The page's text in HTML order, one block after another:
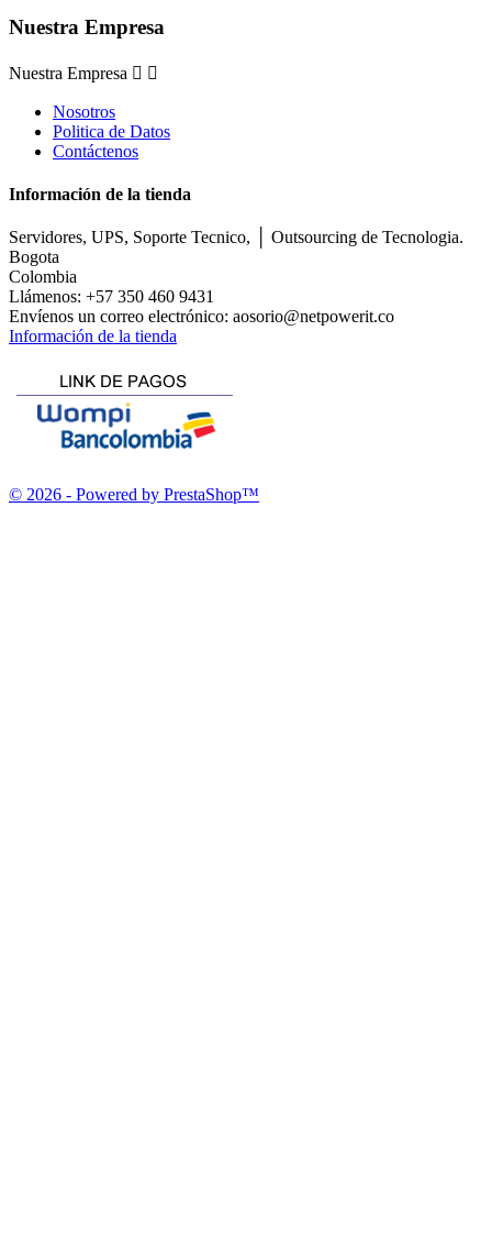
Nuestra Empresa
Nuestra Empresa  
Nosotros
Politica de Datos
Contáctenos
Información de la tienda
Servidores, UPS, Soporte Tecnico, │ Outsourcing de Tecnologia.
Bogota
Colombia
Llámenos: +57 350 460 9431
Envíenos un correo electrónico: aosorio@netpowerit.co
Información de la tienda
© 2026 - Powered by PrestaShop™